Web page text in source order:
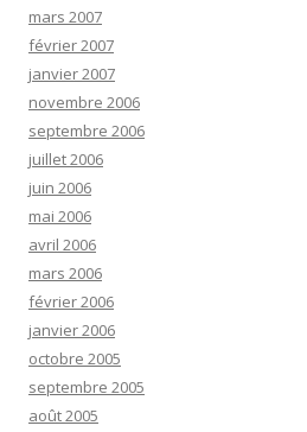
mars 2007
février 2007
janvier 2007
novembre 2006
septembre 2006
juillet 2006
juin 2006
mai 2006
avril 2006
mars 2006
février 2006
janvier 2006
octobre 2005
septembre 2005
août 2005